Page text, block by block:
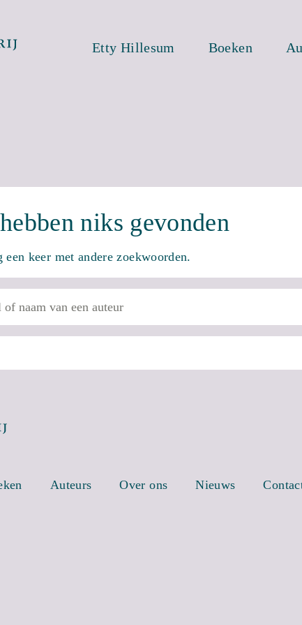
Etty Hillesum Boeken
niks gevonden
een keer met andere zoekwoorden.
Auteurs Over ons Nieuws